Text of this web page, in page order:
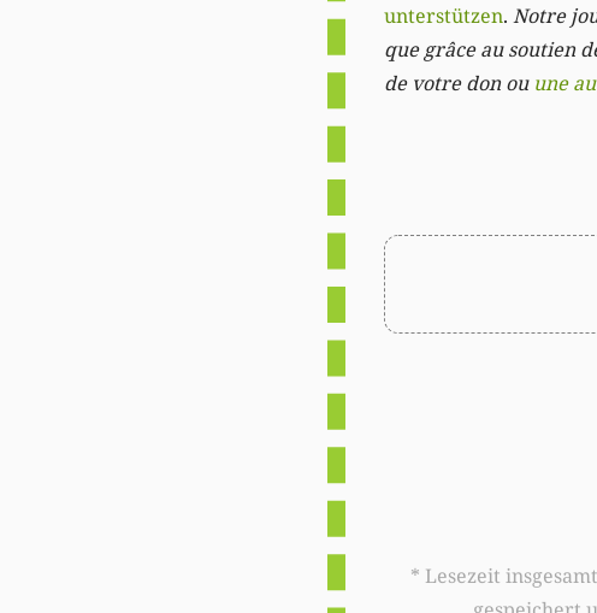
unterstützen. Notre
que grâce au soutien
de votre don ou une
* Lesezeit insgesamt auf woxx.lu: 0 Minute. Diese